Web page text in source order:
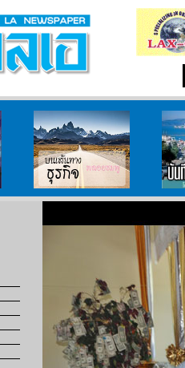
บนเส้นทางธุรกิจ บั